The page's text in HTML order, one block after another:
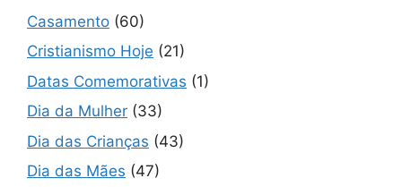
Casamento (60)
Cristianismo Hoje (21)
Datas Comemorativas (1)
Dia da Mulher (33)
Dia das Crianças (43)
Dia das Mães (47)